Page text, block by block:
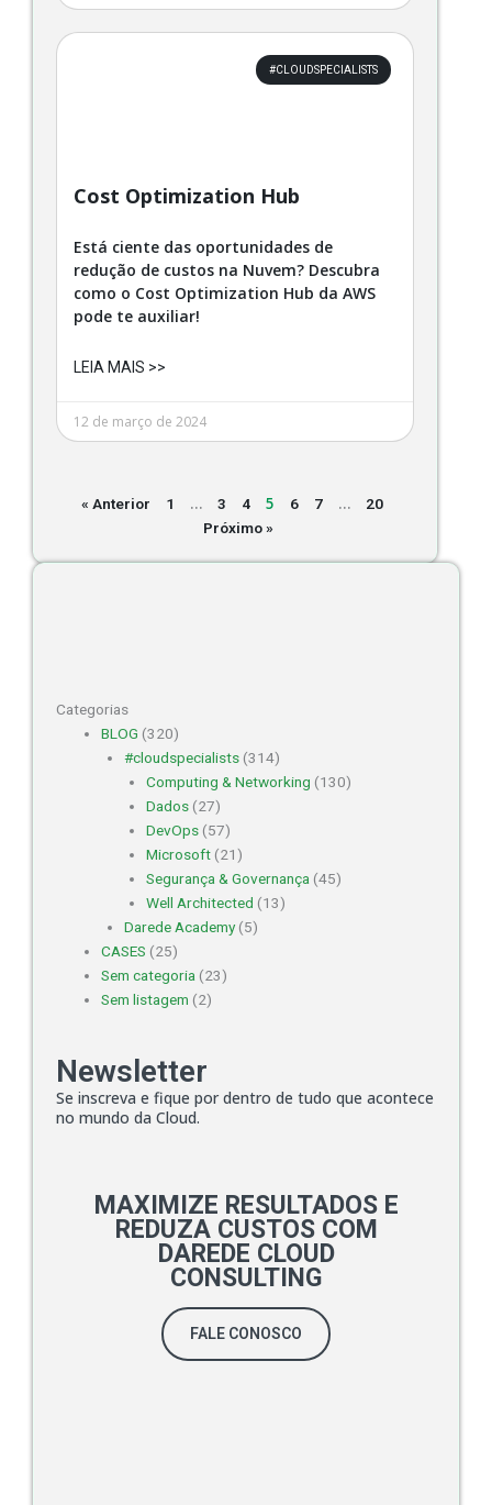
#CLOUDSPECIALISTS
Cost Optimization Hub
Está ciente das oportunidades de
redução de custos na Nuvem? Descubra
como o Cost Optimization Hub da AWS
pode te auxiliar!
LEIA MAIS >>
12 de março de 2024
« Anterior 1 … 3 4 5 6 7 …
20
Próximo »
Categorias
BLOG (320)
#cloudspecialists(314)
Computing & Networking (130)
Dados (27)
DevOps (57)
Microsoft (21)
Segurança & Governança (45)
Well Architected (13)
Darede Academy(5)
CASES (25)
Sem categoria (23)
Sem listagem (2)
Newsletter
Se inscreva e fique por dentro de tudo que acontece
no mundo da Cloud.​
MAXIMIZE RESULTADOS E
REDUZA CUSTOS COM
DAREDE CLOUD
CONSULTING
FALE CONOSCO